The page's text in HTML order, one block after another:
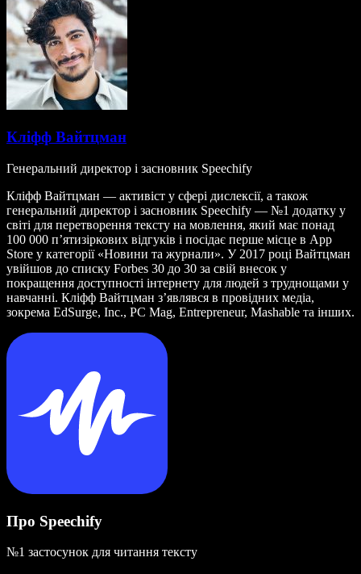
Кліфф Вайтцман
Генеральний директор і засновник Speechify
Кліфф Вайтцман — активіст у сфері дислексії, а також
генеральний директор і засновник Speechify — №1 додатку у
світі для перетворення тексту на мовлення, який має понад
100 000 п’ятизіркових відгуків і посідає перше місце в App
Store у категорії «Новини та журнали». У 2017 році Вайтцман
увійшов до списку Forbes 30 до 30 за свій внесок у
покращення доступності інтернету для людей з труднощами у
навчанні. Кліфф Вайтцман з’являвся в провідних медіа,
зокрема EdSurge, Inc., PC Mag, Entrepreneur, Mashable та інших.
Про Speechify
№1 застосунок для читання тексту